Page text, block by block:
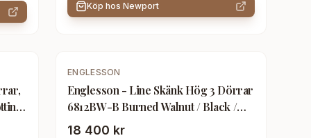
Köp hos Newport
ENGLESSON
Englesson - Line Skänk Hög 3 Dörrar
6812BW-B Burned Walnut / Black /
Black - Skåp och vitrinskåp -
18 400 kr